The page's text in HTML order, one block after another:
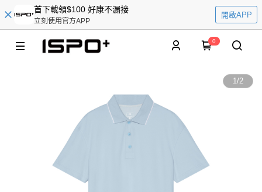
首下載領$100 好康不漏接
立刻使用官方APP
開啟APP
0
1/2